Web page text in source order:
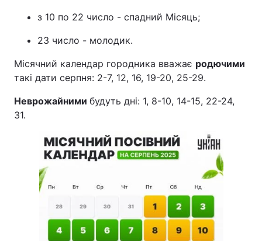
з 10 по 22 число - спадний Місяць;
23 число - молодик.
Місячний календар городника вважає родючими
такі дати серпня: 2-7, 12, 16, 19-20, 25-29.
Неврожайними будуть дні: 1, 8-10, 14-15, 22-24,
31.